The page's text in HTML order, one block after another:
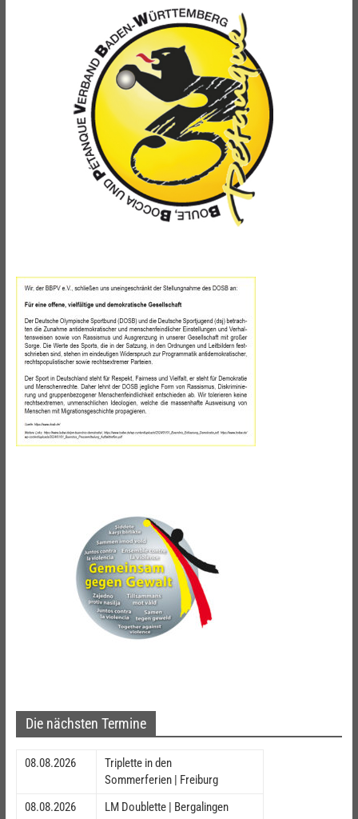
Die nächsten Termine
08.08.2026
Triplette in den
Sommerferien | Freiburg
08.08.2026
LM Doublette | Bergalingen